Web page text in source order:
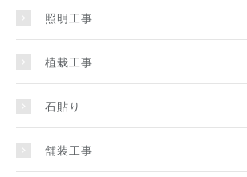
照明工事
植栽工事
石貼り
舗装工事